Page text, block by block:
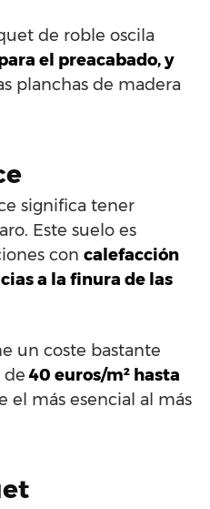
de roble oscila
el preacabado, y
planchas de madera
significa tener
Este suelo es
con calefacción
a la finura de las
un coste bastante
de 40 euros/m² hasta
el más esencial al más